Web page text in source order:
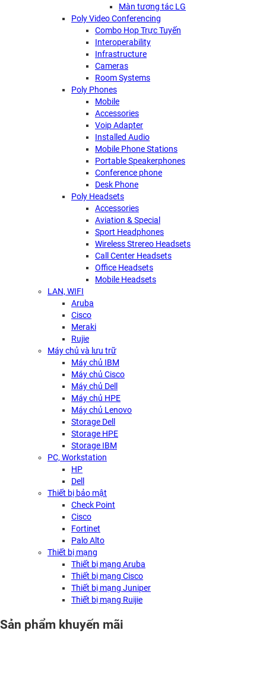
Màn tương tác LG
Poly Video Conferencing
Combo Họp Trực Tuyến
Interoperability
Infrastructure
Cameras
Room Systems
Poly Phones
Mobile
Accessories
Voip Adapter
Installed Audio
Mobile Phone Stations
Portable Speakerphones
Conference phone
Desk Phone
Poly Headsets
Accessories
Aviation & Special
Sport Headphones
Wireless Strereo Headsets
Call Center Headsets
Office Headsets
Mobile Headsets
LAN, WIFI
Aruba
Cisco
Meraki
Rujie
Máy chủ và lưu trữ
Máy chủ IBM
Máy chủ Cisco
Máy chủ Dell
Máy chủ HPE
Máy chủ Lenovo
Storage Dell
Storage HPE
Storage IBM
PC, Workstation
HP
Dell
Thiết bị bảo mật
Check Point
Cisco
Fortinet
Palo Alto
Thiết bị mạng
Thiết bị mạng Aruba
Thiết bị mạng Cisco
Thiết bị mạng Juniper
Thiết bị mạng Ruijie
Sản phẩm khuyến mãi